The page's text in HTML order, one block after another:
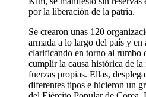
por la liberación de la patria.
Se crearon unas 120
armada a lo largo del país y
clarificando en torno al rumbo
cumplir la causa histórica de
fuerzas propias. Ellas,
diferentes tipos e hicieron un